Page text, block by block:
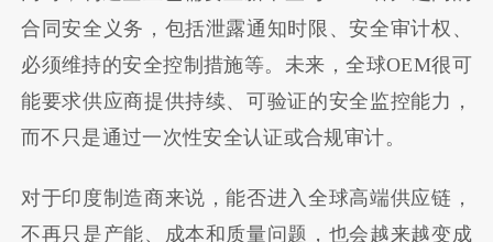
合同安全义务，包括泄露通知时限、安全审计权、
必须维持的安全控制措施等。未来，全球OEM很可
能要求供应商提供持续、可验证的安全监控能力，
而不只是通过一次性安全认证或合规审计。
对于印度制造商来说，能否进入全球高端供应链，
不再只是产能、成本和质量问题，也会越来越变成